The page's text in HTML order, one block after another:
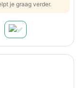
je graag verder.